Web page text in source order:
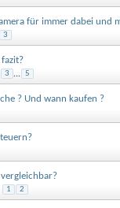
für immer dabei und
3
fazit?
3 ... 5
? Und wann kaufen ?
1 2